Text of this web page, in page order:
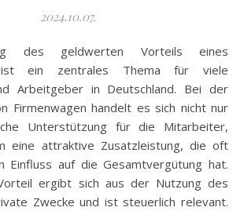
2024.10.07.
ist ein zentrales Thema für viele
Arbeitgeber in Deutschland. Bei der
Firmenwagen handelt es sich nicht nur
Unterstützung für die Mitarbeiter,
eine attraktive Zusatzleistung, die oft
Einfluss auf die Gesamtvergütung hat.
ergibt sich aus der Nutzung des
Zwecke und ist steuerlich relevant.